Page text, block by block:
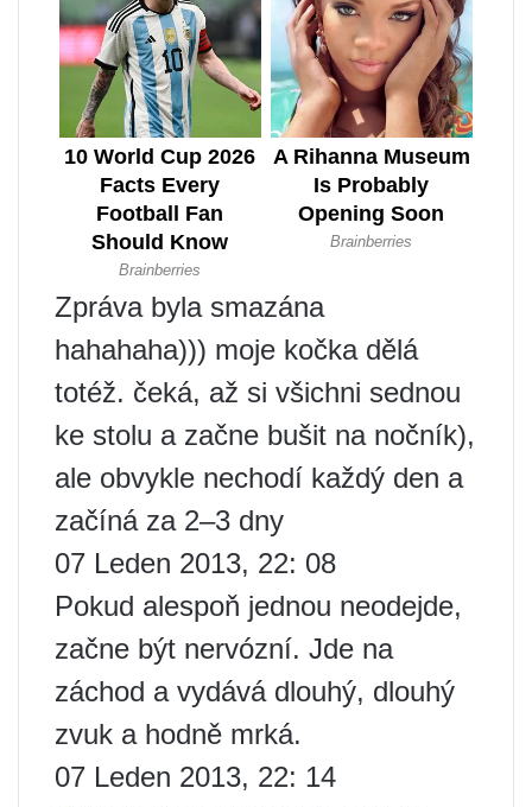
Zpráva byla smazána
hahahaha))) moje kočka dělá
totéž. čeká, až si všichni sednou
ke stolu a začne bušit na nočník),
ale obvykle nechodí každý den a
začíná za 2–3 dny
07 Leden 2013, 22: 08
Pokud alespoň jednou neodejde,
začne být nervózní. Jde na
záchod a vydává dlouhý, dlouhý
zvuk a hodně mrká.
07 Leden 2013, 22: 14